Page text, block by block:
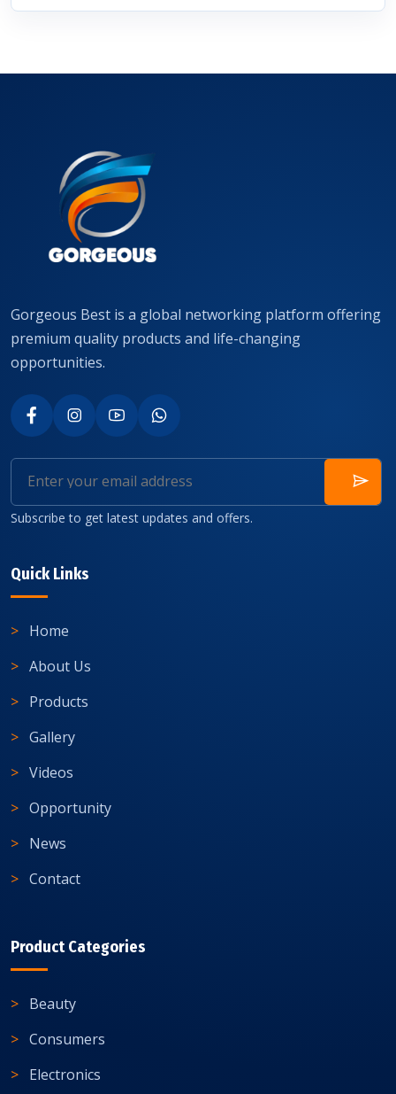
Gorgeous Best is a global networking platform offering
premium quality products and life-changing
opportunities.
Subscribe to get latest updates and offers.
Quick Links
Home
About Us
Products
Gallery
Videos
Opportunity
News
Contact
Product Categories
Beauty
Consumers
Electronics